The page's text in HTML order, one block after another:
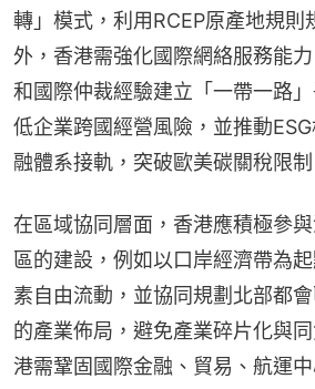
轉」模式，利用RCEP原產地規則
外，香港需強化國際網絡服務能
和國際仲裁經驗建立「一帶一路
低企業跨國經營風險，並推動
融體系接軌，突破歐美碳關稅限制
在區域協同層面，香港應積極參
區的建設，例如以口岸經濟帶為
素自由流動，並協同規劃北部都
的產業佈局，避免產業碎片化與
港需鞏固國際金融、貿易、航運